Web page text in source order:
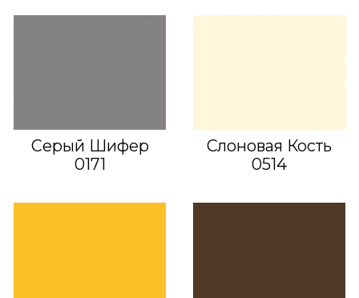
Серый Шифер
0171
Слоновая Кость
0514